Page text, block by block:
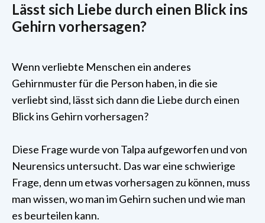
Lässt sich Liebe durch einen Blick ins
Gehirn vorhersagen?
Wenn verliebte Menschen ein anderes
Gehirnmuster für die Person haben, in die sie
verliebt sind, lässt sich dann die Liebe durch einen
Blick ins Gehirn vorhersagen?
Diese Frage wurde von Talpa aufgeworfen und von
Neurensics untersucht. Das war eine schwierige
Frage, denn um etwas vorhersagen zu können, muss
man wissen, wo man im Gehirn suchen und wie man
es beurteilen kann.